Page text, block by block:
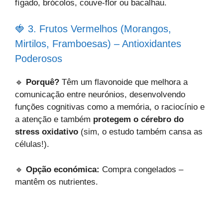
fígado, brócolos, couve-flor ou bacalhau.
🍓 3. Frutos Vermelhos (Morangos,
Mirtilos, Framboesas) – Antioxidantes
Poderosos
🔹 Porquê? Têm um flavonoide que melhora a
comunicação entre neurónios, desenvolvendo
funções cognitivas como a memória, o raciocínio e
a atenção e também protegem o cérebro do
stress oxidativo (sim, o estudo também cansa as
células!).
🔹 Opção económica: Compra congelados –
mantêm os nutrientes.